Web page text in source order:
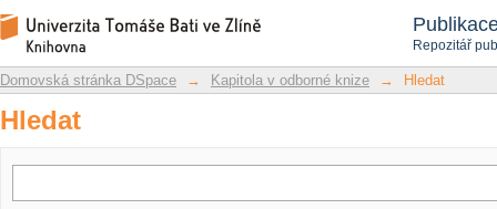
Repozitář
Hledat
Repozitář DSpace/Manakin
Domovská stránka DSpace → Kapitola v odborné knize → Hledat
Hledat